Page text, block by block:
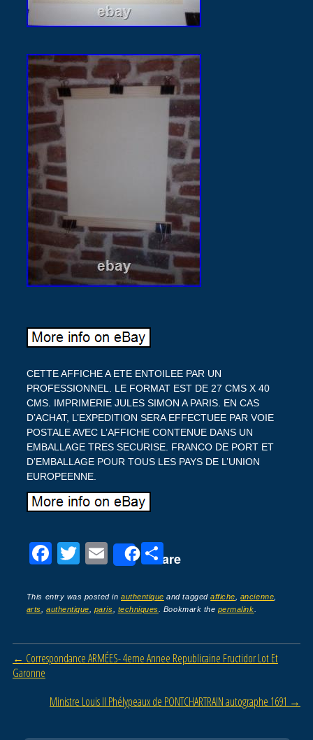
CETTE AFFICHE A ETE ENTOILEE PAR UN
PROFESSIONNEL. LE FORMAT EST DE 27 CMS X 40
CMS. IMPRIMERIE JULES SIMON A PARIS. EN CAS
D’ACHAT, L’EXPEDITION SERA EFFECTUEE PAR VOIE
POSTALE AVEC L’AFFICHE CONTENUE DANS UN
EMBALLAGE TRES SECURISE. FRANCO DE PORT ET
D’EMBALLAGE POUR TOUS LES PAYS DE L’UNION
EUROPEENNE.
F
c
e
b
o
k
T
tt
er
E
ail
Share
P
ta
g
er
This entry was posted inauthentique and taggedaffiche ancienne
arts ,authentique paris techniques . Bookmark the permalink
Post navigation
← Correspondance ARMÉES- 4eme Annee Republicaine Fructidor Lot Et
Garonne
Ministre Louis II Phélypeaux de PONTCHARTRAIN autographe 1691 →